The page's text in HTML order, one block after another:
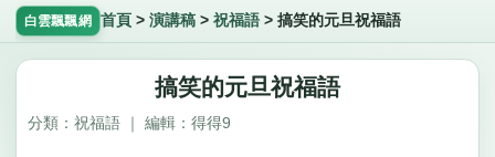
白雲飄飄網 首頁 > 演講稿> 祝福語> 搞笑的元旦祝福語
搞笑的元旦祝福語
分類：祝福語 ｜ 編輯：得得9